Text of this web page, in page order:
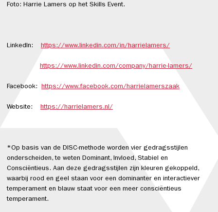
Foto: Harrie Lamers op het Skills Event.
LinkedIn: https://www.linkedin.com/in/harrielamers/
https://www.linkedin.com/company/harrie-lamers/
Facebook: https://www.facebook.com/harrielamerszaak
Website: https://harrielamers.nl/
*Op basis van de DISC-methode worden vier gedragsstijlen
onderscheiden, te weten Dominant, Invloed, Stabiel en
Consciëntieus. Aan deze gedragsstijlen zijn kleuren gekoppeld,
waarbij rood en geel staan voor een dominanter en interactiever
temperament en blauw staat voor een meer consciëntieus
temperament.